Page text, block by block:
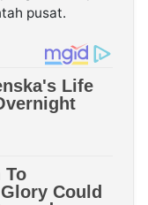
pusat.